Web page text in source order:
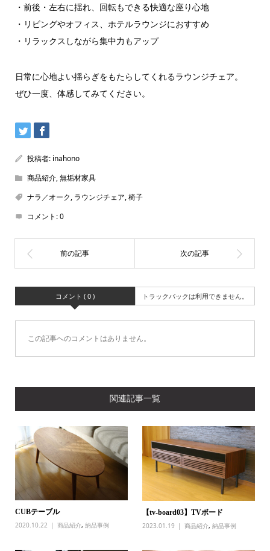
・前後・左右に揺れ、回転もできる快適な座り心地
・リビングやオフィス、ホテルラウンジにおすすめ
・リラックスしながら集中力もアップ
日常に心地よい揺らぎをもたらしてくれるラウンジチェア。
ぜひ一度、体感してみてください。
投稿者: inahono
商品紹介,無垢材家具
ナラ／オーク, ラウンジチェア,椅子
コメント:0
コメント ( 0 ) トラックバックは利用できません。
この記事へのコメントはありません。
関連記事一覧
CUBテーブル
2020.10.22
商品紹介, 納品事例
【tv-board03】TVボード
2023.01.19
商品紹介,納品事例